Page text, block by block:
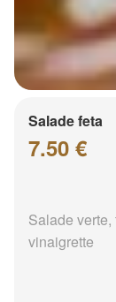
Salade feta
7.50 €
Salade
vinaigrette